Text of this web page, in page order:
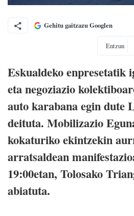
Gehitu gaitzazu Googlen
Entzun
Eskualdeko enpresetatik
eta negoziazio
auto karabana egin dute
deituta. Mobilizazio
kokaturiko ekintzekin
arratsaldean
19:00etan, Tolosako
abiatuta.